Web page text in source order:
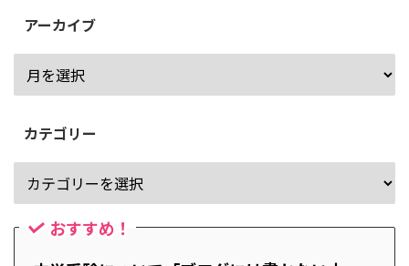
アーカイブ
カテゴリー
おすすめ！